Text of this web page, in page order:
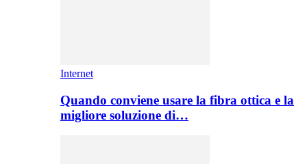
Internet
Quando conviene usare la fibra ottica e la
migliore soluzione di…